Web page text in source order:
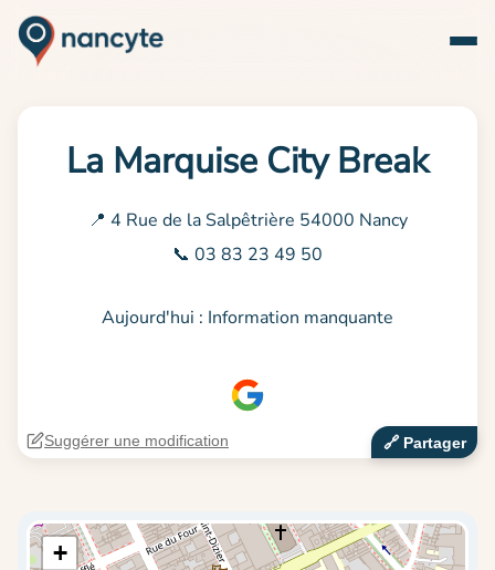
La Marquise City Break
📍 4 Rue de la Salpêtrière 54000 Nancy
📞 03 83 23 49 50
Aujourd'hui : Information manquante
🔗‍️ Partager
Suggérer une modification
+